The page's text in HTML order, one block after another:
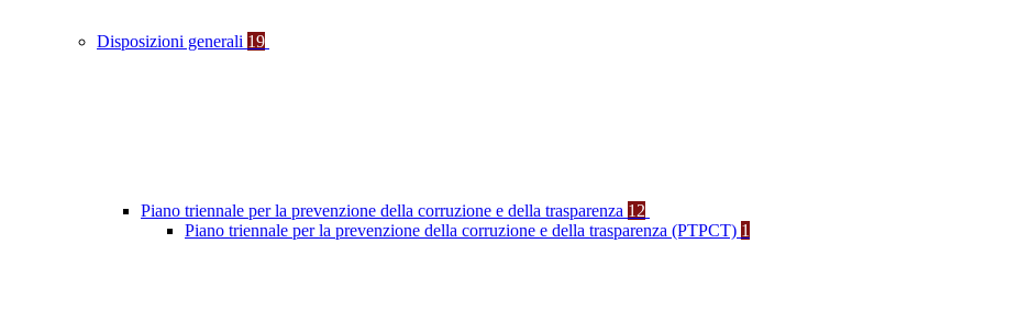
Disposizioni generali 19
Piano triennale per la prevenzione della corruzione e della trasparenza 12
Piano triennale per la prevenzione della corruzione e della trasparenza (PTPCT) 1